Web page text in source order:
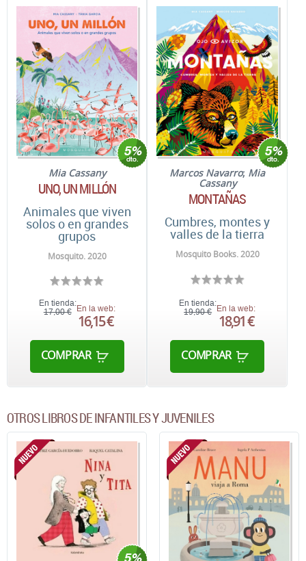
Mia Cassany
UNO, UN MILLÓN
Animales que viven
solos o en grandes
grupos
Mosquito. 2020
En tienda:
17,00 € En la web:
16,15 €
COMPRAR
Marcos Navarro; Mia
Cassany
MONTAÑAS
Cumbres, montes y
valles de la tierra
Mosquito Books. 2020
En tienda:
19,90 € En la web:
18,91 €
COMPRAR
OTROS LIBROS DE INFANTILES Y JUVENILES